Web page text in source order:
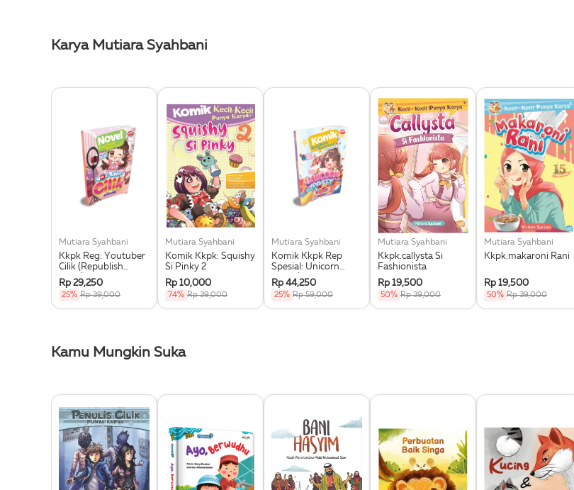
Karya Mutiara Syahbani
Mutiara Syahbani
Kkpk Reg: Youtuber
Cilik (Republish
2025)
Rp 29,250
25% Rp 39,000
Mutiara Syahbani
Komik Kkpk: Squishy
Si Pinky 2
Rp 10,000
74% Rp 39,000
Mutiara Syahbani
Komik Kkpk Rep
Spesial: Unicorn
Party (+3 Judul
Terbaru)
Rp 44,250
25% Rp 59,000
Mutiara Syahbani
Kkpk.callysta Si
Fashionista
Rp 19,500
50% Rp 39,000
Mutiara Syahbani
Kkpk.makaroni Rani
Rp 19,500
50% Rp 39,000
Kamu Mungkin Suka